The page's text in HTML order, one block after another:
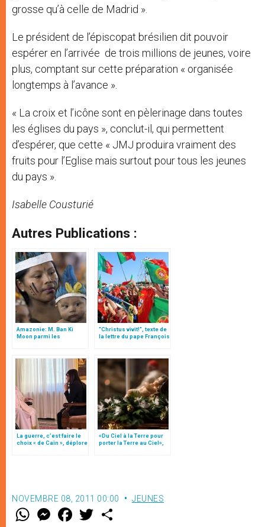
grosse qu’à celle de Madrid ».
Le président de l’épiscopat brésilien dit pouvoir
espérer en l’arrivée de trois millions de jeunes, voire
plus, comptant sur cette préparation « organisée
longtemps à l’avance ».
« La croix et l’icône sont en pèlerinage dans toutes
les églises du pays », conclut-il, qui permettent
d’espérer, que cette « JMJ produira vraiment des
fruits pour l’Eglise mais surtout pour tous les jeunes
du pays ».
Isabelle Cousturié
Autres Publications :
Amazonie: M. Ban Ki
Moon parmi les
"Christus vivit!", texte de
la lettre du pape François
La guerre, c’est faire le
choix « de Caïn », déplore
«Du Ciel à la Terre pour
porter la Terre au Ciel»,
NOVEMBRE 08, 2011 00:00 JEUNES
W M
e
F
a w